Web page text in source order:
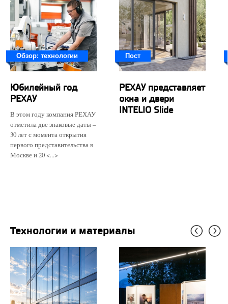
Обзор: технологии
Юбилейный год
РЕХАУ
В этом году компания РЕХАУ
отметила две знаковые даты –
30 лет с момента открытия
первого представительства в
Москве и 20 <...>
Пост
РЕХАУ представляет
окна и двери
INTELIO Slide
Технологии и материалы